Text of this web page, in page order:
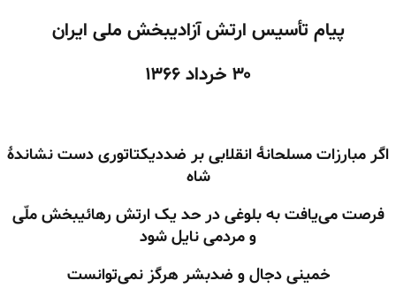
پیام تأسیس ارتش آزادیبخش ملی ایران
۳۰ خرداد ۱۳۶۶
اگر مبارزات مسلحانهٔ انقلابی بر ضددیکتاتوری دست نشاندهٔ
شاه
فرصت می‌یافت به بلوغی در حد یک ارتش رهائیبخش ملّی
و مردمی نایل شود
خمینی دجال و ضدبشر هرگز نمی‌توانست